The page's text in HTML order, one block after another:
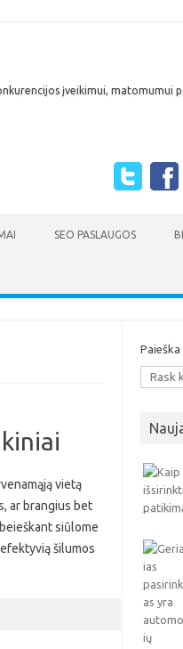
įveikimui, matomumui
SEO PASLAUGOS
vietą
ar brangius bet
siūlome
šilumos
Paieška